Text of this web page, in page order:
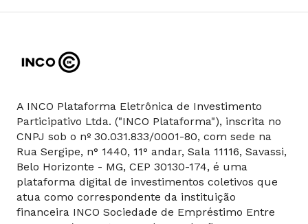
A INCO Plataforma Eletrônica de Investimento
Participativo Ltda. ("INCO Plataforma"), inscrita no
CNPJ sob o nº 30.031.833/0001-80, com sede na
Rua Sergipe, n° 1440, 11° andar, Sala 11116, Savassi,
Belo Horizonte - MG, CEP 30130-174, é uma
plataforma digital de investimentos coletivos que
atua como correspondente da instituição
financeira INCO Sociedade de Empréstimo Entre